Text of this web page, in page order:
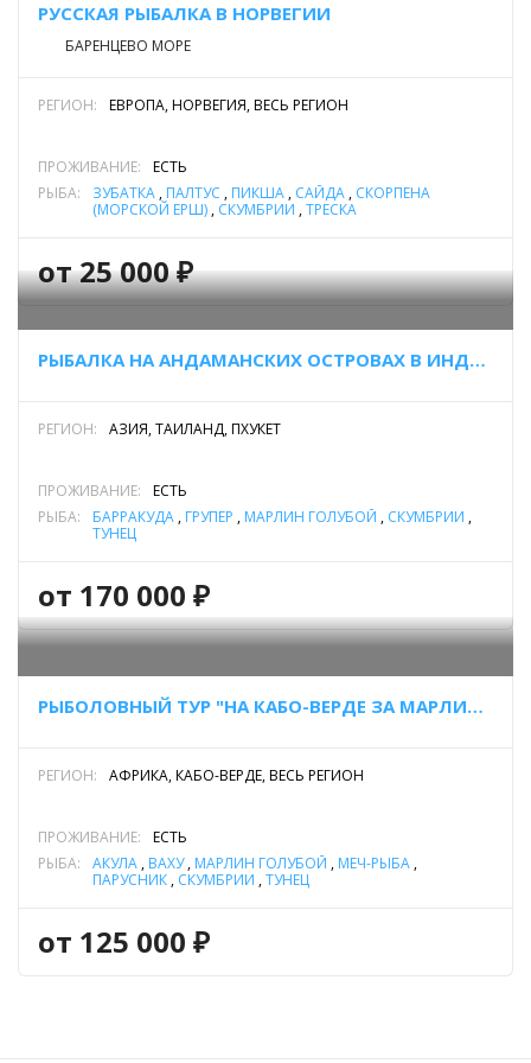
РУССКАЯ РЫБАЛКА В НОРВЕГИИ
БАРЕНЦЕВО МОРЕ
РЕГИОН: ЕВРОПА, НОРВЕГИЯ, ВЕСЬ РЕГИОН
ПРОЖИВАНИЕ:
ЕСТЬ
РЫБА:
ЗУБАТКА , ПАЛТУС , ПИКША , САЙДА , СКОРПЕНА
(МОРСКОЙ ЕРШ) , СКУМБРИИ ,ТРЕСКА
от 25 000 ₽
РЫБАЛКА НА АНДАМАНСКИХ ОСТРОВАХ В ИНДИИ
РЕГИОН: АЗИЯ, ТАИЛАНД, ПХУКЕТ
ПРОЖИВАНИЕ:
ЕСТЬ
РЫБА:
БАРРАКУДА , ГРУПЕР , МАРЛИН ГОЛУБОЙ , СКУМБРИИ ,
ТУНЕЦ
от 170 000 ₽
РЫБОЛОВНЫЙ ТУР "НА КАБО-ВЕРДЕ ЗА МАРЛИНОМ"
РЕГИОН: АФРИКА, КАБО-ВЕРДЕ, ВЕСЬ РЕГИОН
ПРОЖИВАНИЕ:
ЕСТЬ
РЫБА:
АКУЛА , ВАХУ, МАРЛИН ГОЛУБОЙ , МЕЧ-РЫБА ,
ПАРУСНИК , СКУМБРИИ ,ТУНЕЦ
от 125 000 ₽